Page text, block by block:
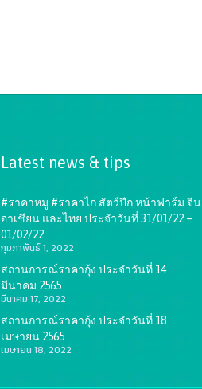
Latest news & tips
#ราคาหมู #ราคาไก่ สัตว์ปีก หน้าฟาร์ม จีน
อาเชียน และไทย ประจำวันที่ 31/01/22 –
01/02/22
กุมภาพันธ์ 1, 2022
สถานการณ์ราคากุ้ง ประจำวันที่ 14
มีนาคม 2565
มีนาคม 17, 2022
สถานการณ์ราคากุ้ง ประจำวันที่ 18
เมษายน 2565
เมษายน 18, 2022